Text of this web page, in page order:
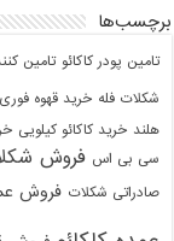
برچسب‌ها
تامین پودر کاکائو تامین
شکلات فله خرید قهوه فوری
هلند خرید کاکائو کیلویی
سی بی اس فروش
صادراتی شکلات فروش